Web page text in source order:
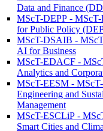
Data and Finance
MScT-DEPP - MScT-
for Public Policy
MScT-DSAIB -
AI for Business
MScT-EDACF -
Analytics and
MScT-EESM -
Engineering and
Management
MScT-ESCLiP -
Smart Cities and